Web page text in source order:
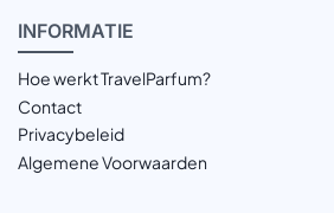
INFORMATIE
Hoe werkt TravelParfum?
Contact
Privacybeleid
Algemene Voorwaarden